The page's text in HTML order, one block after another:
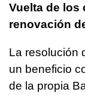
Vuelta de los
renovación
La resolución
un beneficio
de la propia